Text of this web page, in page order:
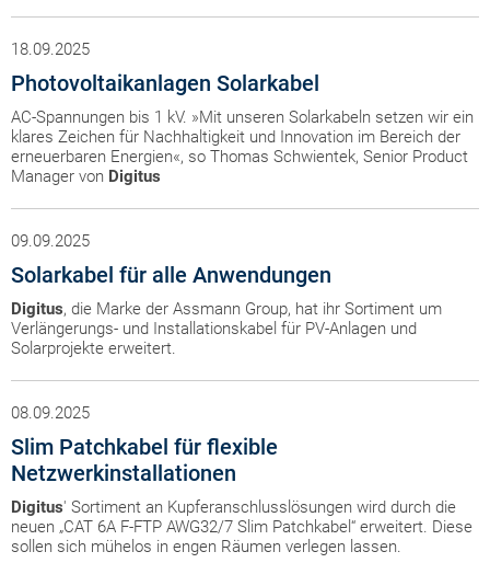
18.09.2025
Photovoltaikanlagen Solarkabel
AC-Spannungen bis 1 kV. »Mit unseren Solarkabeln setzen wir ein
klares Zeichen für Nachhaltigkeit und Innovation im Bereich der
erneuerbaren Energien«, so Thomas Schwientek, Senior Product
Manager von Digitus
09.09.2025
Solarkabel für alle Anwendungen
Digitus, die Marke der Assmann Group, hat ihr Sortiment um
Verlängerungs- und Installationskabel für PV-Anlagen und
Solarprojekte erweitert.
08.09.2025
Slim Patchkabel für flexible
Netzwerkinstallationen
Digitus' Sortiment an Kupferanschlusslösungen wird durch die
neuen „CAT 6A F-FTP AWG32/7 Slim Patchkabel“ erweitert. Diese
sollen sich mühelos in engen Räumen verlegen lassen.